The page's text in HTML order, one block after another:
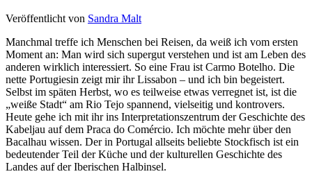
Veröffentlicht von Sandra Malt
Manchmal treffe ich Menschen bei Reisen, da weiß ich vom ersten
Moment an: Man wird sich supergut verstehen und ist am Leben des
anderen wirklich interessiert. So eine Frau ist Carmo Botelho. Die
nette Portugiesin zeigt mir ihr Lissabon – und ich bin begeistert.
Selbst im späten Herbst, wo es teilweise etwas verregnet ist, ist die
„weiße Stadt“ am Rio Tejo spannend, vielseitig und kontrovers.
Heute gehe ich mit ihr ins Interpretationszentrum der Geschichte des
Kabeljau auf dem Praca do Comércio. Ich möchte mehr über den
Bacalhau wissen. Der in Portugal allseits beliebte Stockfisch ist ein
bedeutender Teil der Küche und der kulturellen Geschichte des
Landes auf der Iberischen Halbinsel.